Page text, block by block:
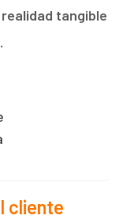
tangible
cliente